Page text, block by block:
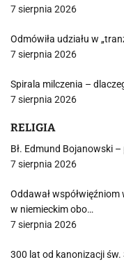
7 sierpnia 2026
Odmówiła udziału w
7 sierpnia 2026
Spirala milczenia –
7 sierpnia 2026
RELIGIA
Bł. Edmund Bojanowski
7 sierpnia 2026
Oddawał współwięźniom
w niemieckim obo…
7 sierpnia 2026
300 lat od kanonizacji św.